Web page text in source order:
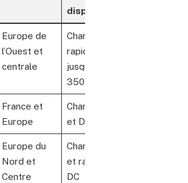
disponible
Europe de
l’Ouest et
centrale
Charge
rapide
jusqu’à
350 kW
France et
Europe
Charge AC
et DC
Europe du
Nord et
Centre
Charge AC
et rapide
DC